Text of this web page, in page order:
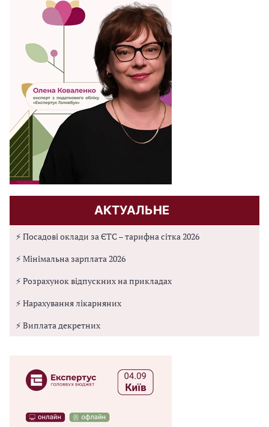
АКТУАЛЬНЕ
⚡ Посадові оклади за ЄТС – тарифна сітка 2026
⚡ Мінімальна зарплата 2026
⚡ Розрахунок відпускних на прикладах
⚡ Нарахування лікарняних
⚡ Виплата декретних